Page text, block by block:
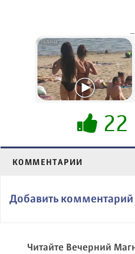
22
КОММЕНТАРИИ
Добавить комментарий
Читайте Вечерний